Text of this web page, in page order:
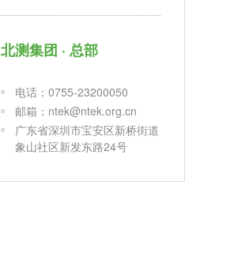
北测集团 · 总部
电话：0755-23200050
邮箱：ntek@ntek.org.cn
广东省深圳市宝安区新桥街道
象山社区新发东路24号